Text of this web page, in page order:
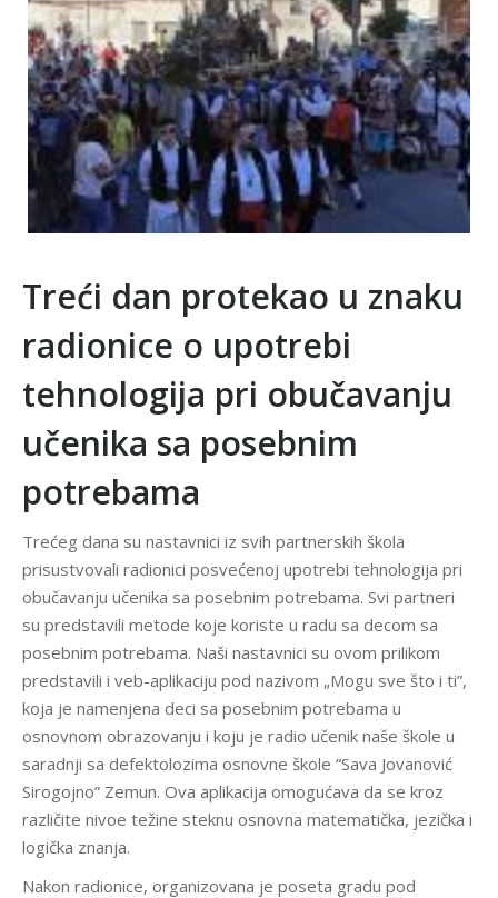
Treći dan protekao u znaku
radionice o upotrebi
tehnologija pri obučavanju
učenika sa posebnim
potrebama
Trećeg dana su nastavnici iz svih partnerskih škola
prisustvovali radionici posvećenoj upotrebi tehnologija pri
obučavanju učenika sa posebnim potrebama. Svi partneri
su predstavili metode koje koriste u radu sa decom sa
posebnim potrebama. Naši nastavnici su ovom prilikom
predstavili i veb-aplikaciju pod nazivom „Mogu sve što i ti”,
koja je namenjena deci sa posebnim potrebama u
osnovnom obrazovanju i koju je radio učenik naše škole u
saradnji sa defektolozima osnovne škole “Sava Jovanović
Sirogojno” Zemun. Ova aplikacija omogućava da se kroz
različite nivoe težine steknu osnovna matematička, jezička i
logička znanja.
Nakon radionice, organizovana je poseta gradu pod